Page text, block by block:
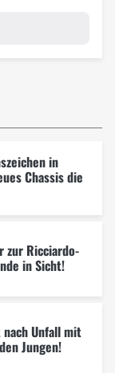
in
Chassis die
zur Ricciardo-
in Sicht!
Unfall mit
Jungen!